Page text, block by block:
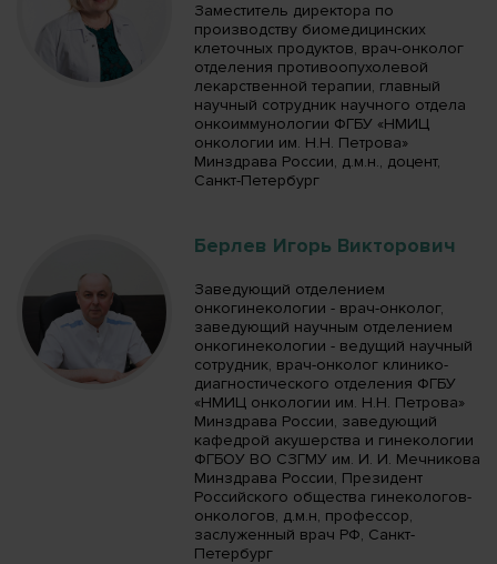
Заместитель директора по
производству биомедицинских
клеточных продуктов, врач-онколог
отделения противоопухолевой
лекарственной терапии, главный
научный сотрудник научного отдела
онкоиммунологии ФГБУ «НМИЦ
онкологии им. Н.Н. Петрова»
Минздрава России, д.м.н., доцент,
Санкт-Петербург
Берлев Игорь Викторович
Заведующий отделением
онкогинекологии - врач-онколог,
заведующий научным отделением
онкогинекологии - ведущий научный
сотрудник, врач-онколог клинико-
диагностического отделения ФГБУ
«НМИЦ онкологии им. Н.Н. Петрова»
Минздрава России, заведующий
кафедрой акушерства и гинекологии
ФГБОУ ВО СЗГМУ им. И. И. Мечникова
Минздрава России, Президент
Российского общества гинекологов-
онкологов, д.м.н, профессор,
заслуженный врач РФ, Санкт-
Петербург